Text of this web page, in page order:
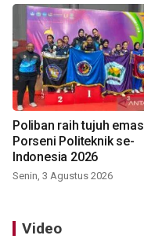
Poliban raih tujuh emas
Porseni Politeknik se-
Indonesia 2026
Senin, 3 Agustus 2026
Video